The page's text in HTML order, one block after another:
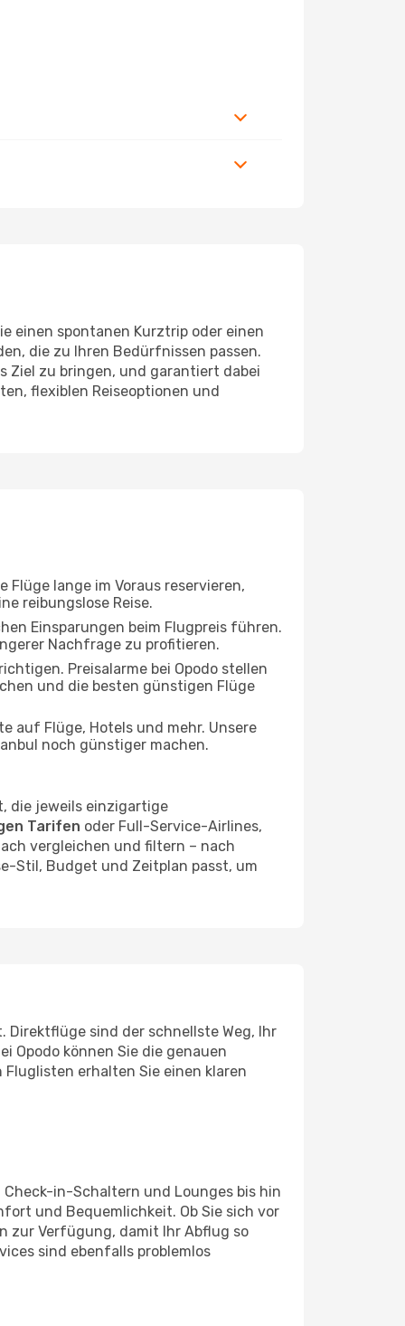
einen spontanen Kurztrip oder einen
die zu Ihren Bedürfnissen passen.
Ziel zu bringen, und garantiert dabei
flexiblen Reiseoptionen und
lange im Voraus reservieren,
reibungslose Reise.
Einsparungen beim Flugpreis führen.
Nachfrage zu profitieren.
Preisalarme bei Opodo stellen
und die besten günstigen Flüge
auf Flüge, Hotels und mehr. Unsere
noch günstiger machen.
die jeweils einzigartige
Tarifen oder Full-Service-Airlines,
vergleichen und filtern – nach
Stil, Budget und Zeitplan passt, um
sind der schnellste Weg, Ihr
Opodo können Sie die genauen
erhalten Sie einen klaren
Check-in-Schaltern und Lounges bis hin
und Bequemlichkeit. Ob Sie sich vor
zur Verfügung, damit Ihr Abflug so
sind ebenfalls problemlos